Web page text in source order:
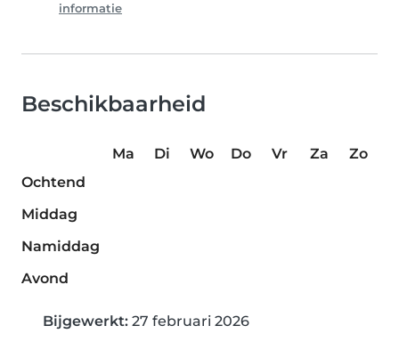
informatie
Beschikbaarheid
Ma Di Wo Do Vr Za
Zo
Ochtend
Middag
Namiddag
Avond
Bijgewerkt: 27 februari 2026